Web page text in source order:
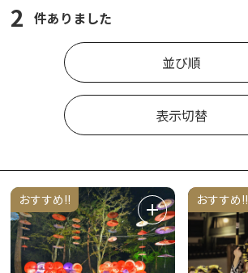
2 件ありました
並び順
表示切替
おすすめ!! おすすめ!!